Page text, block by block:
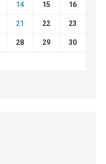
14 15 16
21 22 23
28 29 30